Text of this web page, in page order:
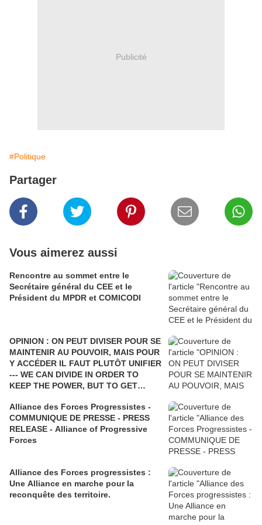
Publicité
#Politique
Partager
Vous aimerez aussi
Rencontre au sommet entre le
Secrétaire général du CEE et le
Président du MPDR et COMICODI
OPINION : ON PEUT DIVISER POUR SE
MAINTENIR AU POUVOIR, MAIS POUR
Y ACCÉDER IL FAUT PLUTÔT UNIFIER
--- WE CAN DIVIDE IN ORDER TO
KEEP THE POWER, BUT TO GET
Alliance des Forces Progressistes -
COMMUNIQUE DE PRESSE - PRESS
RELEASE - Alliance of Progressive
Forces
Alliance des Forces progressistes :
Une Alliance en marche pour la
reconquête des territoire.